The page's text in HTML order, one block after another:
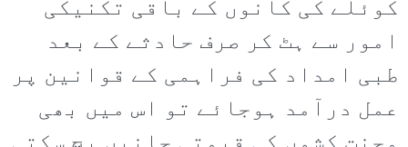
کوئلے کی کانوں کے باقی تکنیکی
امور سے ہٹ کر صرف حادثے کے بعد
طبی امداد کی فراہمی کے قوانین پر
عمل درآمد ہوجائے تو اس میں بھی